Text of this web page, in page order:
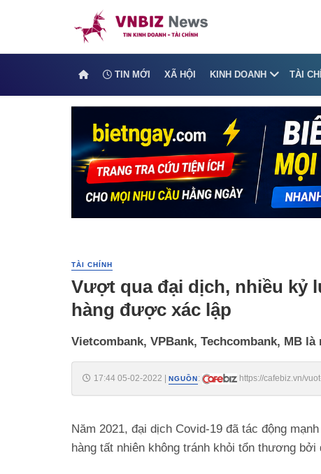
TIN MỚI XÃ HỘI KINH DOANH TÀI
TÀI CHÍNH
Vượt qua đại dịch, nhiều kỷ
hàng được xác lập
Vietcombank, VPBank, Techcombank, MB
17:44 05-02-2022 | NGUỒN:
https://cafebiz.vn/
Năm 2021, đại dịch Covid-19 đã tác động
hàng tất nhiên không tránh khỏi tổn thương